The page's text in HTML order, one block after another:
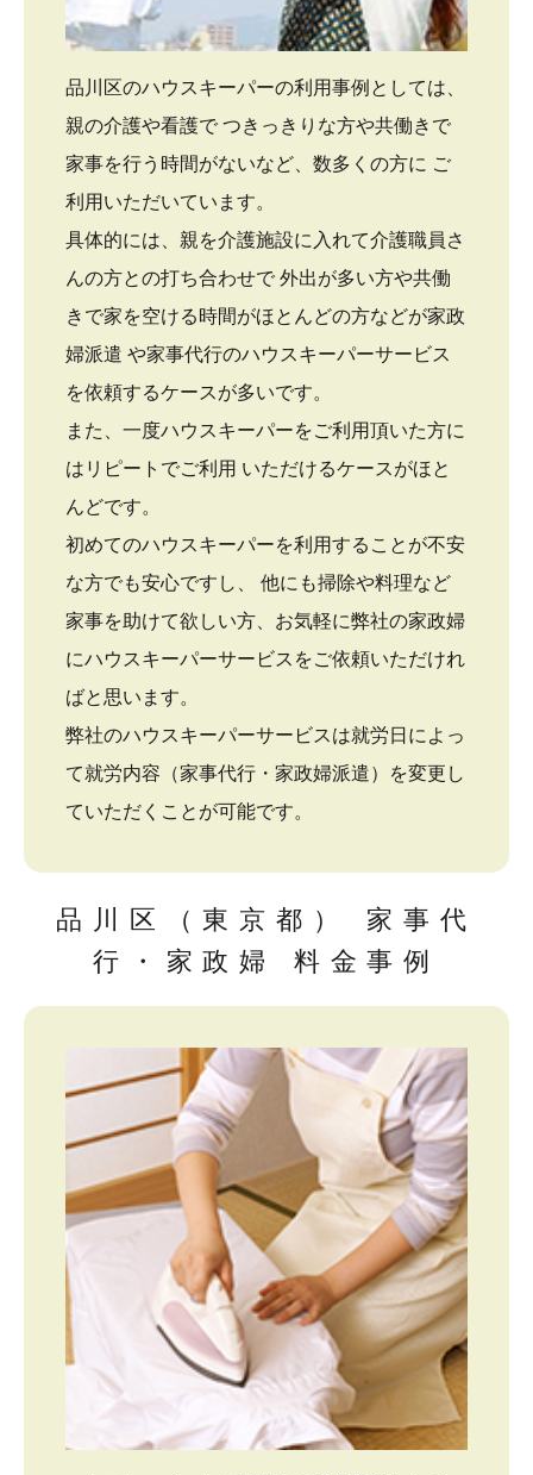
品川区のハウスキーパーの利用事例としては、
親の介護や看護で つきっきりな方や共働きで
家事を行う時間がないなど、数多くの方に ご
利用いただいています。
具体的には、親を介護施設に入れて介護職員さ
んの方との打ち合わせで 外出が多い方や共働
きで家を空ける時間がほとんどの方などが家政
婦派遣 や家事代行のハウスキーパーサービス
を依頼するケースが多いです。
また、一度ハウスキーパーをご利用頂いた方に
はリピートでご利用 いただけるケースがほと
んどです。
初めてのハウスキーパーを利用することが不安
な方でも安心ですし、 他にも掃除や料理など
家事を助けて欲しい方、お気軽に弊社の家政婦
にハウスキーパーサービスをご依頼いただけれ
ばと思います。
弊社のハウスキーパーサービスは就労日によっ
て就労内容（家事代行・家政婦派遣）を変更し
ていただくことが可能です。
品川区（東京都） 家事代
行・家政婦 料金事例